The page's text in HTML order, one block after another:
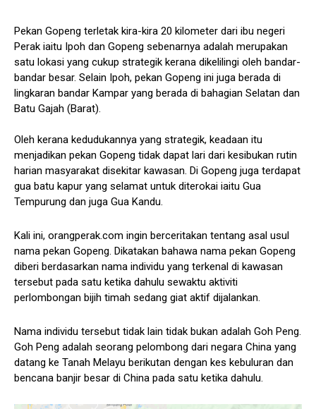
Pekan Gopeng terletak kira-kira 20 kilometer dari ibu negeri
Perak iaitu Ipoh dan Gopeng sebenarnya adalah merupakan
satu lokasi yang cukup strategik kerana dikelilingi oleh bandar-
bandar besar. Selain Ipoh, pekan Gopeng ini juga berada di
lingkaran bandar Kampar yang berada di bahagian Selatan dan
Batu Gajah (Barat).
Oleh kerana kedudukannya yang strategik, keadaan itu
menjadikan pekan Gopeng tidak dapat lari dari kesibukan rutin
harian masyarakat disekitar kawasan. Di Gopeng juga terdapat
gua batu kapur yang selamat untuk diterokai iaitu Gua
Tempurung dan juga Gua Kandu.
Kali ini, orangperak.com ingin berceritakan tentang asal usul
nama pekan Gopeng. Dikatakan bahawa nama pekan Gopeng
diberi berdasarkan nama individu yang terkenal di kawasan
tersebut pada satu ketika dahulu sewaktu aktiviti
perlombongan bijih timah sedang giat aktif dijalankan.
Nama individu tersebut tidak lain tidak bukan adalah Goh Peng.
Goh Peng adalah seorang pelombong dari negara China yang
datang ke Tanah Melayu berikutan dengan kes kebuluran dan
bencana banjir besar di China pada satu ketika dahulu.